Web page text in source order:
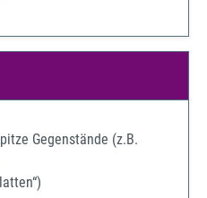
Gegenstände (z.B.